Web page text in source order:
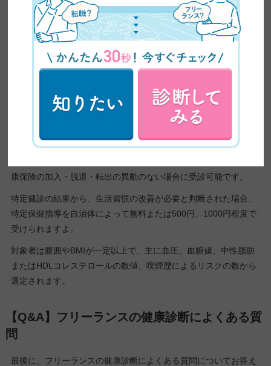
特定健康診査を利用する
特定健康診査とは、40歳〜74歳の人が受けられる、主に生活習慣
「メタボ検診」とよばれることもあります。
これは国で定められたものなので、どの自治体でも実施していま
康保険の加入・脱退・転出の異動のない場合に受診可能です。
特定健診の結果から、生活習慣の改善が必要と判断された場合、
特定保健指導を自治体によって無料または500円、1000円程度で
受けられますよ。
対象者は腹囲やBMIが一定以上で、主に血圧、血糖値、中性脂肪
またはHDLコレステロールの数値、喫煙歴によるリスクの数から
選定されます。
【Q&A】フリーランスの健康診断によくある質
問
最後に、フリーランスの健康診断によくある質問についてお答え